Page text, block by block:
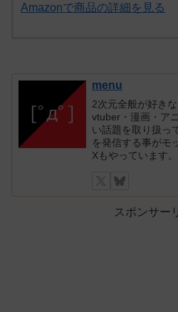
Amazonで商品の詳細を見る
menu
2次元全般が好きな
vtuber・漫画・ア
い話題を取り扱っ
を発信する事がモ
Xもやっています
スポンサー